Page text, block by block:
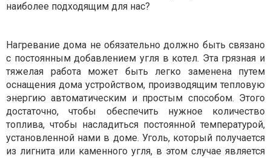
наиболее подходящим для нас?
Нагревание дома не обязательно должно быть связано
с постоянным добавлением угля в котел. Эта грязная и
тяжелая работа может быть легко заменена путем
оснащения дома устройством, производящим тепловую
энергию автоматическим и простым способом. Этого
достаточно, чтобы обеспечить нужное количество
топлива, чтобы насладиться постоянной температурой,
установленной нами в доме. Уголь, который получается
из лигнита или каменного угля, в этом случае является